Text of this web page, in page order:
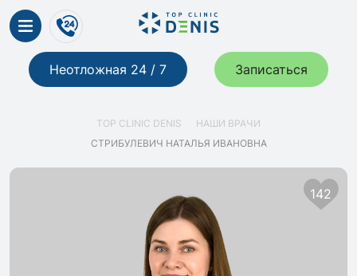
Неотложная 24 / 7 Записаться
TOP CLINIC DENIS
НАШИ ВРАЧИ
СТРИБУЛЕВИЧ НАТАЛЬЯ ИВАНОВНА
142